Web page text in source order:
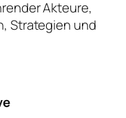
Akteure,
Strategien und